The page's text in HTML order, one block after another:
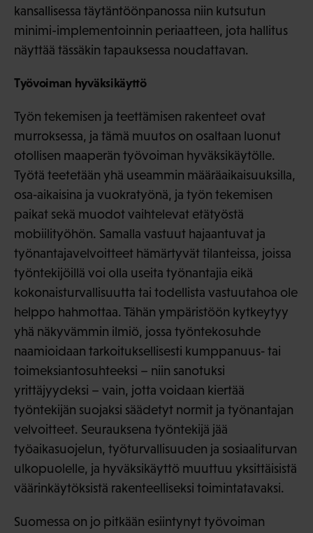
kansallisessa täytäntöönpanossa niin kutsutun
minimi-implementoinnin periaatteen, jota hallitus
näyttää tässäkin tapauksessa noudattavan.
Työvoiman hyväksikäyttö
Työn tekemisen ja teettämisen rakenteet ovat
murroksessa, ja tämä muutos on osaltaan luonut
otollisen maaperän työvoiman hyväksikäytölle.
Työtä teetetään yhä useammin määräaikaisuuksilla,
osa‑aikaisina ja vuokratyönä, ja työn tekemisen
paikat sekä muodot vaihtelevat etätyöstä
mobiilityöhön. Samalla vastuut hajaantuvat ja
työnantajavelvoitteet hämärtyvät tilanteissa, joissa
työntekijöillä voi olla useita työnantajia eikä
kokonaisturvallisuutta tai todellista vastuutahoa ole
helppo hahmottaa. Tähän ympäristöön kytkeytyy
yhä näkyvämmin ilmiö, jossa työntekosuhde
naamioidaan tarkoituksellisesti kumppanuus‑ tai
toimeksiantosuhteeksi – niin sanotuksi
yrittäjyydeksi – vain, jotta voidaan kiertää
työntekijän suojaksi säädetyt normit ja työnantajan
velvoitteet. Seurauksena työntekijä jää
työaikasuojelun, työturvallisuuden ja sosiaaliturvan
ulkopuolelle, ja hyväksikäyttö muuttuu yksittäisistä
väärinkäytöksistä rakenteelliseksi toimintatavaksi.
Suomessa on jo pitkään esiintynyt työvoiman